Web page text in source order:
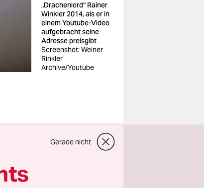
„Drachenlord“ Rainer
Winkler 2014, als er in
einem Youtube-Video
aufgebracht seine
Adresse preisgibt
Screenshot: Weiner
Rinkler
Archive/Youtube
Gerade nicht